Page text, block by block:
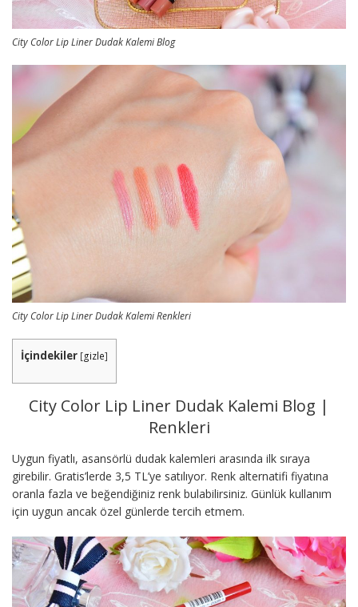
City Color Lip Liner Dudak Kalemi Blog
City Color Lip Liner Dudak Kalemi Renkleri
İçindekiler [gizle]
City Color Lip Liner Dudak Kalemi Blog |
Renkleri
Uygun fiyatlı, asansörlü dudak kalemleri arasında ilk sıraya
girebilir. Gratis’lerde 3,5 TL’ye satılıyor. Renk alternatifi fiyatına
oranla fazla ve beğendiğiniz renk bulabilirsiniz. Günlük kullanım
için uygun ancak özel günlerde tercih etmem.